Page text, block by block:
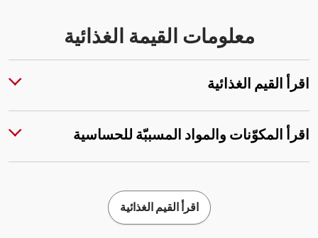
معلومات القيمة الغذائية
اقرأ القيم الغذائية
اقرأ المكوّنات والمواد المسببّة للحساسية
اقرأ القيم الغذائية